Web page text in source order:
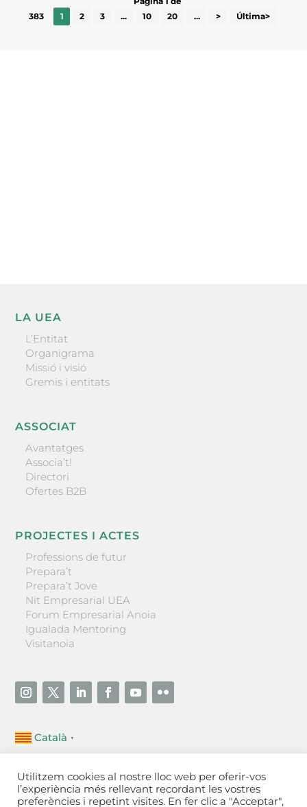
383
1 2 3 ... 10 20 ... > Última>
LA UEA
L’Entitat
Organigrama
Missió i visió
Gremis i entitats
ASSOCIAT
Avantatges
Associa’t!
Directori
Ofertes B2B
PROJECTES I ACTES
Professions de futur
Prepara’t
Prepara’t Jove
Nit Empresarial UEA
Forum Empresarial Anoia
Igualada Mentoring
Visitanoia
Català ▼
Unió Empresarial de l’Anoia (UEA)
Ctra. de Manresa, 131, 08700 – Igualada(Barcelona)
Tel 93 805 22 92
Utilitzem cookies al nostre lloc web per oferir-vos
l’experiència més rellevant recordant les vostres
preferències i repetint visites. En fer clic a "Acceptar",